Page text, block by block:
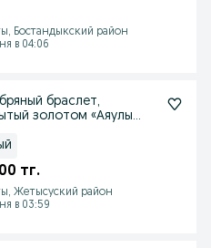
Бостандыкский район
в 04:06
браслет,
золотом «Аяулы
тг.
Жетысуский район
в 03:59